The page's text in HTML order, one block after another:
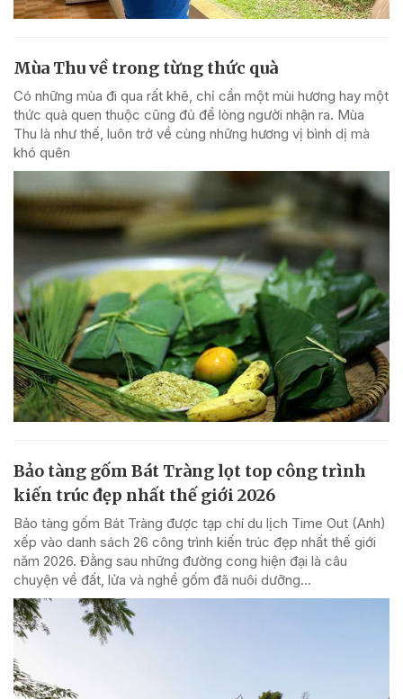
Mùa Thu về trong từng thức quà
Có những mùa đi qua rất khẽ, chỉ cần một mùi hương hay một
thức quà quen thuộc cũng đủ để lòng người nhận ra. Mùa
Thu là như thế, luôn trở về cùng những hương vị bình dị mà
khó quên
Bảo tàng gốm Bát Tràng lọt top công trình
kiến trúc đẹp nhất thế giới 2026
Bảo tàng gốm Bát Tràng được tạp chí du lịch Time Out (Anh)
xếp vào danh sách 26 công trình kiến trúc đẹp nhất thế giới
năm 2026. Đằng sau những đường cong hiện đại là câu
chuyện về đất, lửa và nghề gốm đã nuôi dưỡng...